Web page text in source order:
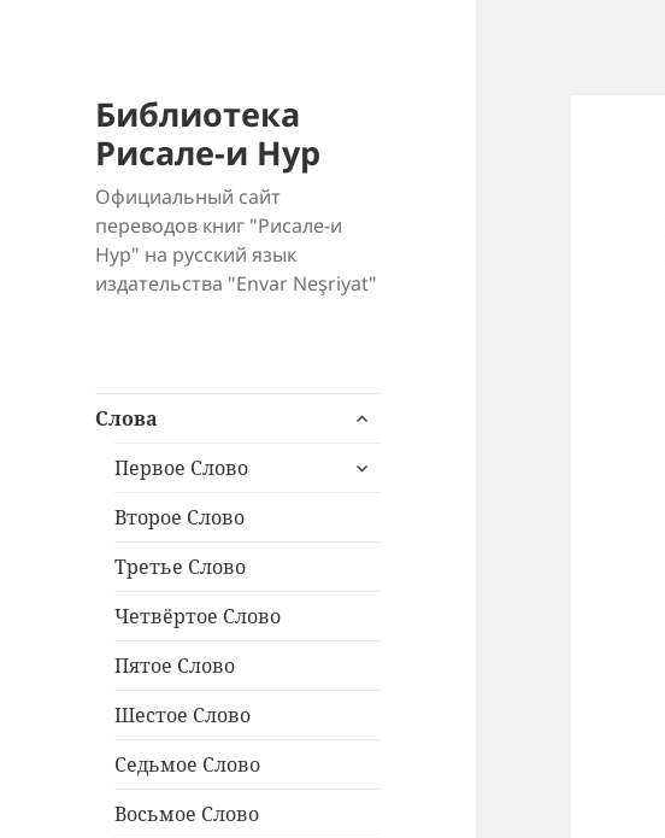
Библиотека
Рисале-и Нур
Официальный сайт
переводов книг "Рисале-и
Нур" на русский язык
издательства "Envar Neşriyat"
Слова
раскрыть
меню
Первое Слово
раскрыть
Второе Слово
Третье Слово
Четвёртое Слово
Пятое Слово
Шестое Слово
Седьмое Слово
Восьмое Слово